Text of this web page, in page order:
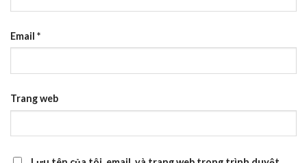
Email *
Trang web